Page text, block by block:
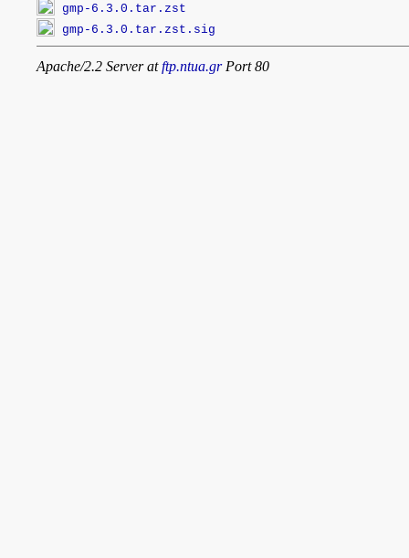
gmp-6.3.0.tar.zst
gmp-6.3.0.tar.zst.sig
Apache/2.2 Server atftp.ntua.grPort 80